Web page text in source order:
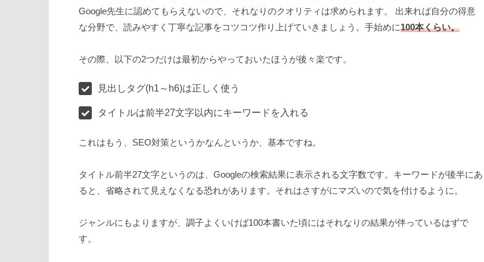
Google先生に認めてもらえないので、それなりのクオリティは求められます。 出来れば自分の得意
な分野で、読みやすく丁寧な記事をコツコツ作り上げていきましょう。手始めに100本くらい。
その際、以下の2つだけは最初からやっておいたほうが後々楽です。
見出しタグ(h1～h6)は正しく使う
タイトルは前半27文字以内にキーワードを入れる
これはもう、SEO対策というかなんというか、基本ですね。
タイトル前半27文字というのは、Googleの検索結果に表示される文字数です。キーワードが後半にあ
ると、省略されて見えなくなる恐れがあります。それはさすがにマズいので気を付けるように。
ジャンルにもよりますが、調子よくいけば100本書いた頃にはそれなりの結果が伴っているはずで
す。